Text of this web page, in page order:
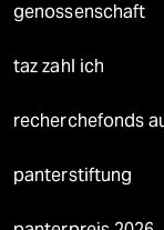
genossenschaft
taz zahl ich
recherchefonds
panterstiftung